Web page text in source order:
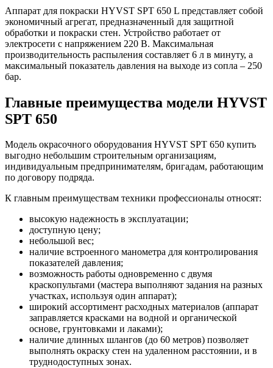
Аппарат для покраски HYVST SPT 650 L представляет собой
экономичный агрегат, предназначенный для защитной
обработки и покраски стен. Устройство работает от
электросети с напряжением 220 В. Максимальная
производительность распыления составляет 6 л в минуту, а
максимальный показатель давления на выходе из сопла – 250
бар.
Главные преимущества модели HYVST
SPT 650
Модель окрасочного оборудования HYVST SPT 650 купить
выгодно небольшим строительным организациям,
индивидуальным предпринимателям, бригадам, работающим
по договору подряда.
К главным преимуществам техники профессионалы относят:
высокую надежность в эксплуатации;
доступную цену;
небольшой вес;
наличие встроенного манометра для контролирования
показателей давления;
возможность работы одновременно с двумя
краскопультами (мастера выполняют задания на разных
участках, используя один аппарат);
широкий ассортимент расходных материалов (аппарат
заправляется красками на водной и органической
основе, грунтовками и лаками);
наличие длинных шлангов (до 60 метров) позволяет
выполнять окраску стен на удаленном расстоянии, и в
труднодоступных зонах.